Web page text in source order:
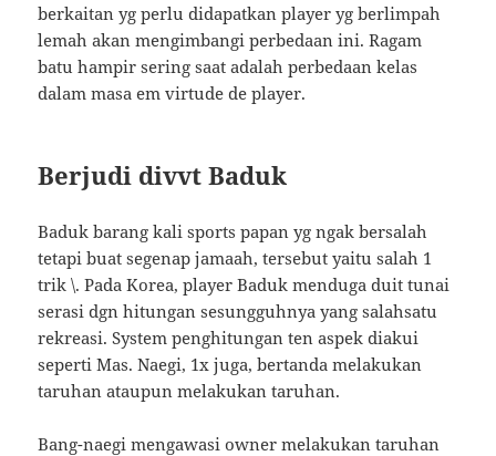
berkaitan yg perlu didapatkan player yg berlimpah
lemah akan mengimbangi perbedaan ini. Ragam
batu hampir sering saat adalah perbedaan kelas
dalam masa em virtude de player.
Berjudi divvt Baduk
Baduk barang kali sports papan yg ngak bersalah
tetapi buat segenap jamaah, tersebut yaitu salah 1
trik \. Pada Korea, player Baduk menduga duit tunai
serasi dgn hitungan sesungguhnya yang salahsatu
rekreasi. System penghitungan ten aspek diakui
seperti Mas. Naegi, 1x juga, bertanda melakukan
taruhan ataupun melakukan taruhan.
Bang-naegi mengawasi owner melakukan taruhan